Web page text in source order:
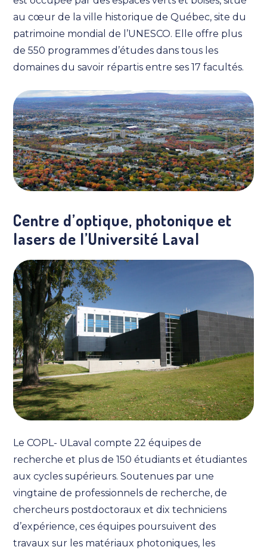
au cœur de la ville historique de Québec, site du
patrimoine mondial de l’UNESCO. Elle offre plus
de 550 programmes d’études dans tous les
domaines du savoir répartis entre ses 17 facultés.
Centre d’optique, photonique et
lasers de l’Université Laval
Le COPL- ULaval compte 22 équipes de
recherche et plus de 150 étudiants et étudiantes
aux cycles supérieurs. Soutenues par une
vingtaine de professionnels de recherche, de
chercheurs postdoctoraux et dix techniciens
d’expérience, ces équipes poursuivent des
travaux sur les matériaux photoniques, les